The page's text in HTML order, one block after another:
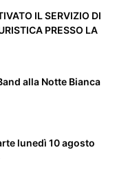
IL SERVIZIO DI
PRESSO LA
alla Notte Bianca
lunedì 10 agosto